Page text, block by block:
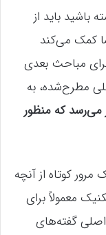
باشید باید از
کمک می‌کند
برای مباحث بعدی
مطرح‌شده، به
می‌رسد که منظور
کوتاه از آنچه
معمولاً برای
گفته‌های